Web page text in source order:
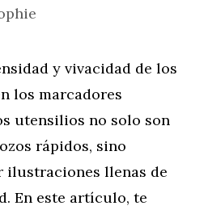
y vivacidad de los
los marcadores
utensilios no solo son
rápidos, sino
ilustraciones llenas de
En este artículo, te